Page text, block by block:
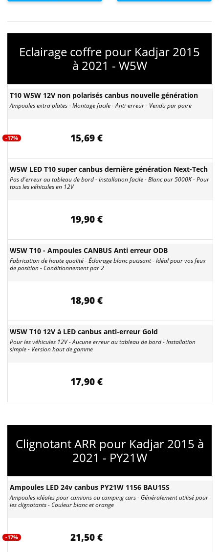
Eclairage coffre pour Kadjar 2015
à 2021 - W5W
T10 W5W 12V non polarisés canbus nouvelle génération
Ampoules extra plates - Montage facile - Anti-erreur - Vendu par paire
-17% 15,69 €
W5W LED T10 super canbus dernière génération Next-Tech
Pas d'erreur au tableau de bord - Installation facile - Blanc pur 5000K - Pour
tous les véhicules en 12V
19,90 €
W5W T10 - Ampoules CANBUS Anti erreur ODB
Fabrication de haute qualité - Éclairage blanc puissant - Idéal pour vos feux
de position - Conditionnement par 2
18,90 €
W5W T10 12V à LED canbus anti-erreur Gold
Pour les véhicules 12V - Aucune erreur au tableau de bord - Installation
simple - Version haut de gamme
17,90 €
Clignotant ARR pour Kadjar 2015 à
2021 - PY21W
Ampoules LED 24v canbus PY21W 1156 BAU15S
Ampoules idéales pour camions ou camping cars - Généralement utilisé pour
les clignotants - Couleur blanc et orange
-17% 21,50 €